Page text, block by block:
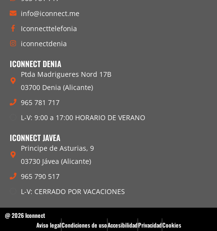
info@iconnect.me
Iconnecttelefonia
iconnectdenia
ICONNECT DENIA
Ptda Madrigueres Nord 17B
03700 Denia (Alicante)
965 781 717
L-V: 9:00 a 17:00 HORARIO DE VERANO
ICONNECT JAVEA
Principe de Asturias, 9
03730 Jávea (Alicante)
965 790 517
L-V: CERRADO POR VACACIONES
@ 2026 Iconnect
Aviso legalCondiciones de usoAccesibilidadPrivacidadCookies